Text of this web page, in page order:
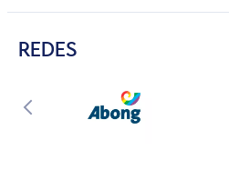
REDES